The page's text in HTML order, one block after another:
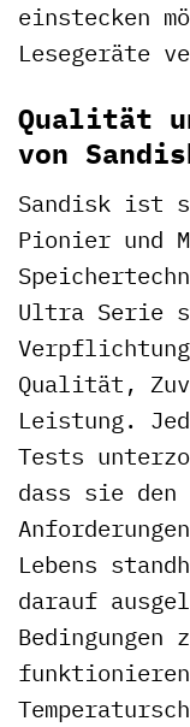
einstecken
Lesegeräte
Qualität
von
Sandisk ist
Pionier und
Ultra Serie
Verpflichtung
Qualität,
Leistung.
Tests
dass sie den
Lebens
darauf
Bedingungen